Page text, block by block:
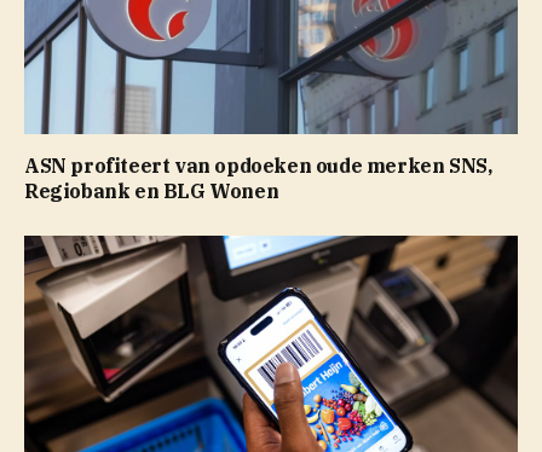
ASN profiteert van opdoeken oude merken SNS,
Regiobank en BLG Wonen